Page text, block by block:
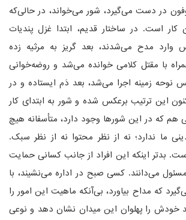
در دست می‌گیرد، شور می‌خواند، در حالی‌که
کار است. در ساختار قدیم، ابتدا غزل پندیات
مدح می‌شدند، بعد گریز به مرثیه زده
با مقتل کلامی خوانده می‌شد و روضه‌خوانی
زمینه اجرا می‌شد، بعد دَم ایستاده و در
این ترتیب برعکس شده و شور به ابتدای کار
که در این شورها وجود دارد، متأسفانه هیچ
ما ندارد؛ نه از نظر محتوا نه از نظر سبک.
بدتر اینکه این افراد از جانب کسانی حمایت
می‌دانند. کسی صبح در اداره می‌نشیند، با
که مداح بیاورد، بی‌آنکه ماهیت این امور را
خودش را پهلوان این میدان نشان دهد و نوعی